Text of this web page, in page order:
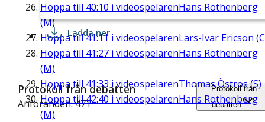
Hoppa till 40:10 i videospelarenHans Rothenberg
(M)
Hoppa till41:11 i videospelarenLars-Ivar Ericson
Hoppa till 41:27 i videospelarenHans Rothenberg
(M)
Hoppa till 41:33 i videospelarenThomas Östros (S)
Hoppa till42:40 i videospelarenHans Rothenberg
(M)
Ladda ner
Protokoll från debatten
Anföranden: 471
Protokoll från
debatten